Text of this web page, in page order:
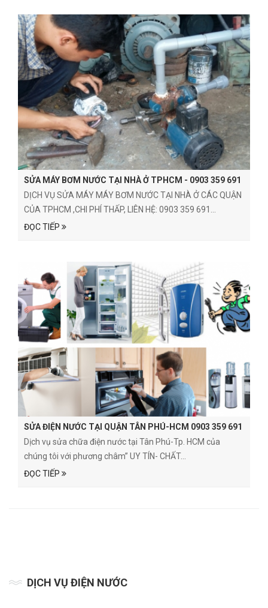
SỬA MÁY BƠM NƯỚC TẠI NHÀ Ở TPHCM - 0903 359 691
DỊCH VỤ SỬA MÁY MÁY BƠM NƯỚC TẠI NHÀ Ở CÁC QUẬN
CỦA TPHCM ,CHI PHÍ THẤP, LIÊN HỆ: 0903 359 691...
ĐỌC TIẾP
SỬA ĐIỆN NƯỚC TẠI QUẬN TÂN PHÚ-HCM 0903 359 691
Dịch vụ sửa chữa điện nước tại Tân Phú-Tp. HCM của
chúng tôi với phương châm” UY TÍN- CHẤT...
ĐỌC TIẾP
DỊCH VỤ ĐIỆN NƯỚC